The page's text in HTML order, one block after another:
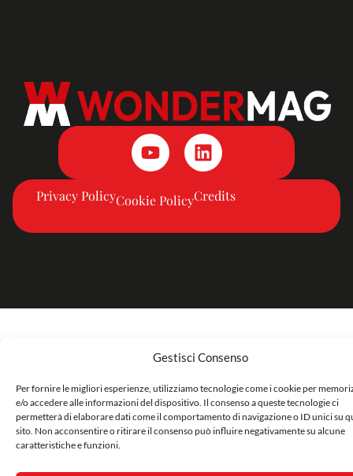
Gestisci Consenso
Per fornire le migliori esperienze, utilizziamo tecnologie come i cookie per
e/o accedere alle informazioni del dispositivo. Il consenso a queste tecnologie ci
permetterà di elaborare dati come il comportamento di navigazione o ID unici su
sito. Non acconsentire o ritirare il consenso può influire negativamente su alcune
caratteristiche e funzioni.
Privacy PolicyCookie PolicyCredits